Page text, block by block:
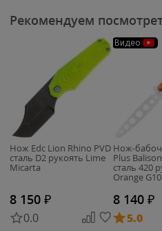
Рекомендуем
Нож Edc Lion Rhino PVD
сталь D2 рукоять Lime
Micarta
8 150 ₽
0.0
Видео
Нож-
Plus
сталь 420
Orange G10
8 140 ₽
5.0